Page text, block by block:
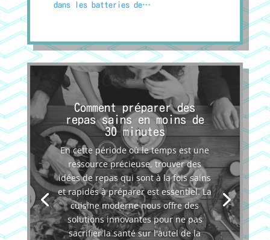
dans les batteries de…
Comment préparer des
repas sains en moins de
30 minutes
En cette période où le temps est une
ressource précieuse, trouver des
idées de repas qui sont à la fois sains
et rapides à préparer est essentiel. La
cuisine moderne nous offre des
solutions innovantes pour ne pas
sacrifier la santé sur l'autel de la